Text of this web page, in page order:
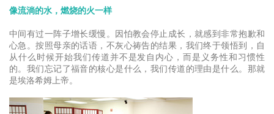
像流淌的水，燃烧的火一样
中间有过一阵子增长缓慢。因怕教会停止成长，就感到非常抱歉和
心急。按照母亲的话语，不灰心祷告的结果，我们终于领悟到，自
从什么时候开始我们传道并不是发自内心，而是义务性和习惯性
的。我们忘记了福音的核心是什么，我们传道的理由是什么。那就
是埃洛希姆上帝。